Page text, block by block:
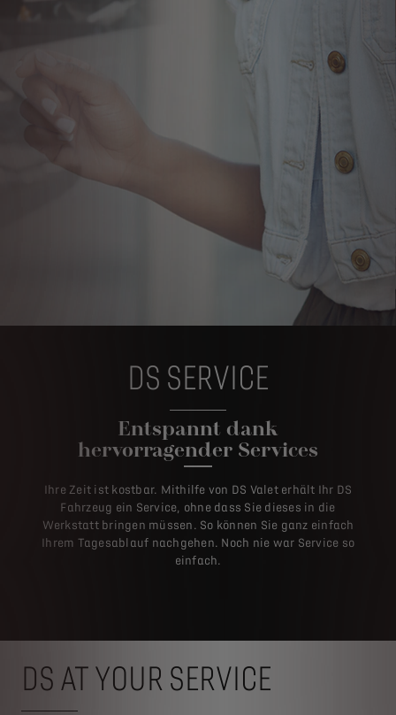
DS SERVICE
Entspannt dank
hervorragender Services
Ihre Zeit ist kostbar. Mithilfe von DS Valet erhält Ihr DS
Fahrzeug ein Service, ohne dass Sie dieses in die
Werkstatt bringen müssen. So können Sie ganz einfach
Ihrem Tagesablauf nachgehen. Noch nie war Service so
einfach.
DS AT YOUR SERVICE